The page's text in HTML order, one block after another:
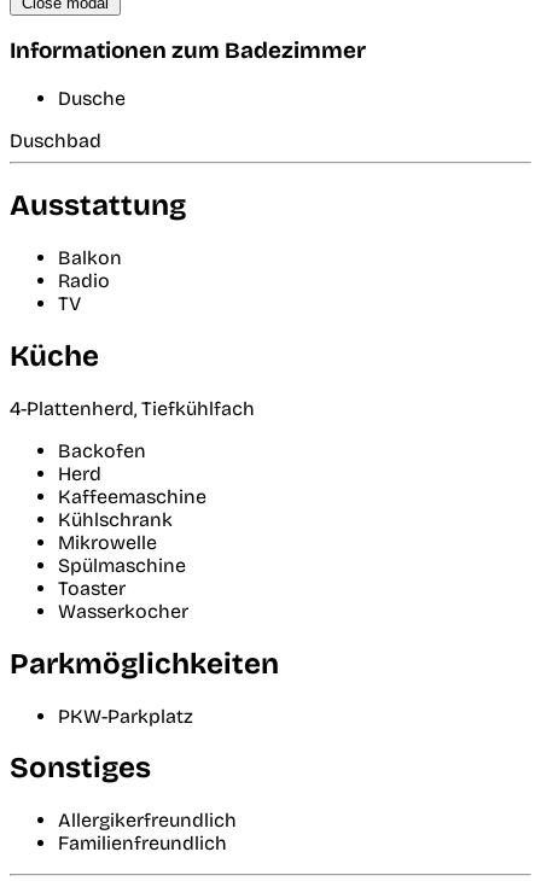
Informationen zum Badezimmer
Dusche
Duschbad
Ausstattung
Balkon
Radio
TV
Küche
4-Plattenherd, Tiefkühlfach
Backofen
Herd
Kaffeemaschine
Kühlschrank
Mikrowelle
Spülmaschine
Toaster
Wasserkocher
Parkmöglichkeiten
PKW-Parkplatz
Sonstiges
Allergikerfreundlich
Familienfreundlich